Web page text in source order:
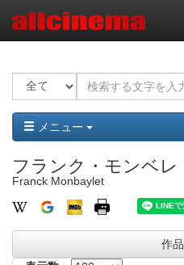
メニュー
フランク・モンベレ
Franck Monbaylet
作品